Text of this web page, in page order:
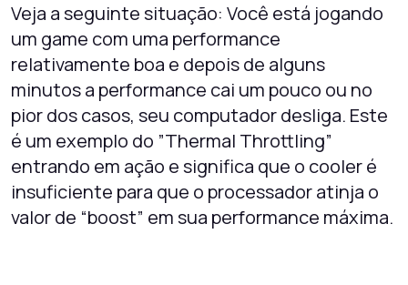
Veja a seguinte situação: Você está jogando
um game com uma performance
relativamente boa e depois de alguns
minutos a performance cai um pouco ou no
pior dos casos, seu computador desliga. Este
é um exemplo do ”Thermal Throttling”
entrando em ação e significa que o cooler é
insuficiente para que o processador atinja o
valor de “boost” em sua performance máxima.